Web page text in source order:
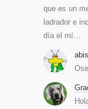
que es un
ladrador e
día el mí…